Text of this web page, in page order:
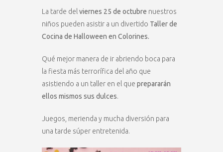
La tarde del viernes 25 de octubre nuestros
niños pueden asistir a un divertido Taller de
Cocina de Halloween en Colorines.
Qué mejor manera de ir abriendo boca para
la fiesta más terrorífica del año que
asistiendo a un taller en el que prepararán
ellos mismos sus dulces.
Juegos, merienda y mucha diversión para
una tarde súper entretenida.